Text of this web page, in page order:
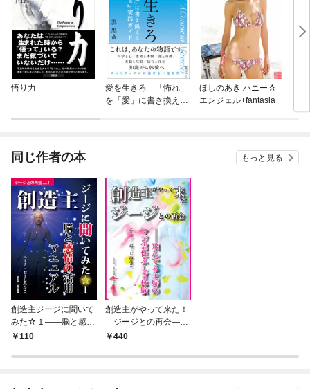
悟り力
愛を生きろ 「怖れ」
を「愛」に書き換える
ほしのあき ハニー☆
エンジェル+fantasia
紗
然色
同じ作者の本 もっと見る
創造主ジージに聞いて
みた☆１――脳と感情
の活用マニュアル
110
創造主がやって来た！
ジージとの再会――
飛んでる主婦のマジ霊
440